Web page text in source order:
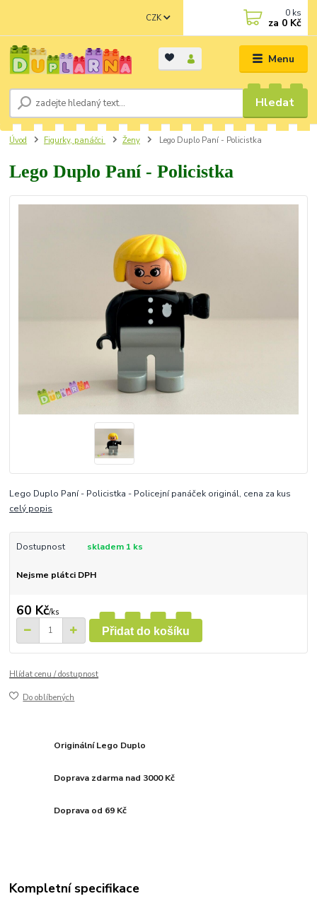
Menu
CZK
Hledat
0 ks
za 0 Kč
Úvod Figurky, panáčci Ženy Lego Duplo Paní - Policistka
Lego Duplo Paní - Policistka
Lego Duplo Paní - Policistka - Policejní panáček originál, cena za kus
celý popis
Dostupnost skladem 1 ks
Nejsme plátci DPH
60 Kč/ks
Přidat do košíku
Hlídat cenu / dostupnost
Do oblíbených
Originální Lego Duplo
Doprava zdarma nad 3000 Kč
Doprava od 69 Kč
Kompletní specifikace